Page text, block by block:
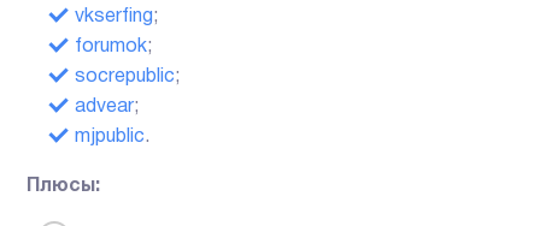
vkserfing ;
forumok;
socrepublic;
advear;
mjpublic.
Плюсы: